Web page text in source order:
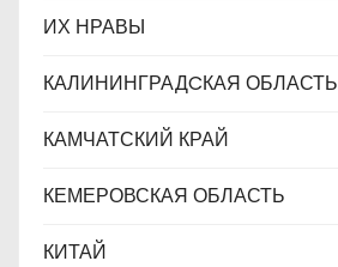
ИХ НРАВЫ
КАЛИНИНГРАДCКАЯ ОБЛАСТЬ
КАМЧАТСКИЙ КРАЙ
КЕМЕРОВСКАЯ ОБЛАСТЬ
КИТАЙ